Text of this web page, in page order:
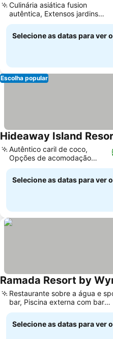
Culinária asiática fusion
autêntica, Extensos jardins
tropicais
Selecione as datas para ver
Escolha popular
Hideaway Island
Autêntico caril de coco,
Opções de acomodação
diversas
Selecione as datas para ver
Ramada Resort by
Restaurante sobre a água e
bar, Piscina externa com bar
molhado
Selecione as datas para ver